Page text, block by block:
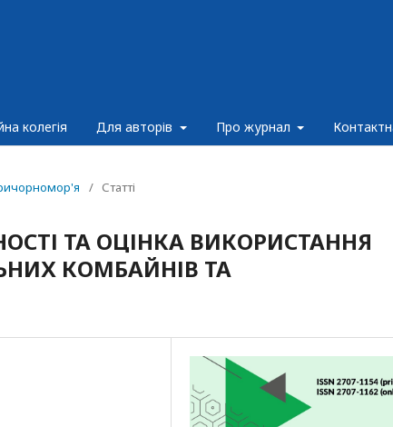
колегія Для авторів Про журнал
/ Статті
ТА ОЦІНКА ВИКОРИСТАННЯ
КОМБАЙНІВ ТА